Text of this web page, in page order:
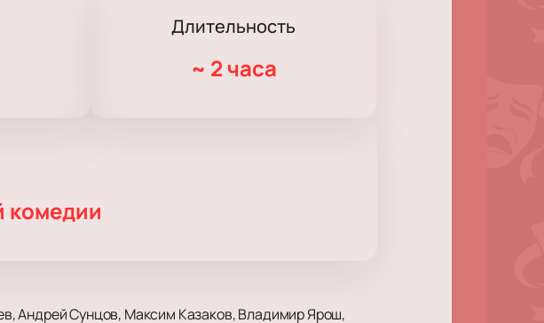
Длительность
~ 2 часа
комедии
Андрей Сунцов, Максим Казаков, Владимир Ярош,